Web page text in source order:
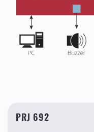
PRJ 692